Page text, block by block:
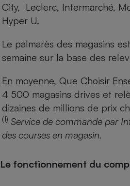
City, Leclerc, Intermarché,
Hyper U.
Le palmarès des magasins
semaine sur la base des
En moyenne, Que Choisir
4 500 magasins drives et
dizaines de millions de prix
(1) Service de commande par
des courses en magasin.
Le fonctionnement du